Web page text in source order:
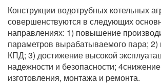
Конструкции водотрубных котельных
совершенствуются в следующих
направлениях: 1) повышение
параметров вырабатываемого пара;
КПД; 3) достижение высокой
надежности и безопасности;
изготовления, монтажа и ремонта.